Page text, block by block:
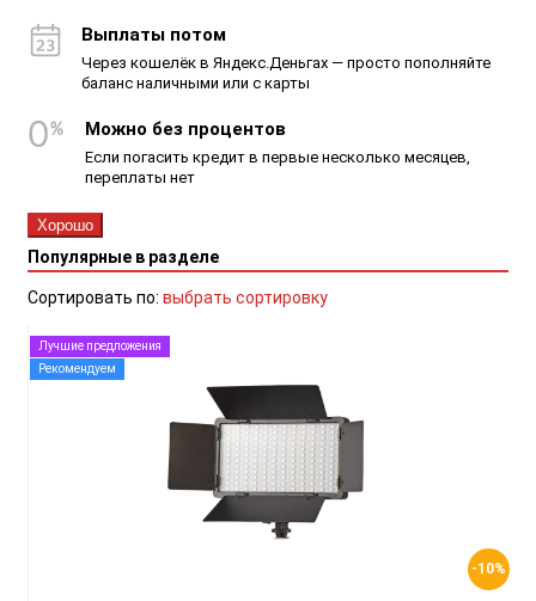
Выплаты потом
Через кошелёк в Яндекс.Деньгах — просто пополняйте
баланс наличными или с карты
Можно без процентов
Если погасить кредит в первые несколько месяцев,
переплаты нет
Хорошо
Популярные в разделе
Сортировать по: выбрать сортировку
-10%
Лучшие предложения
Рекомендуем